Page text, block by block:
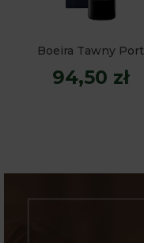
Boeira Tawny Port
94,50 zł